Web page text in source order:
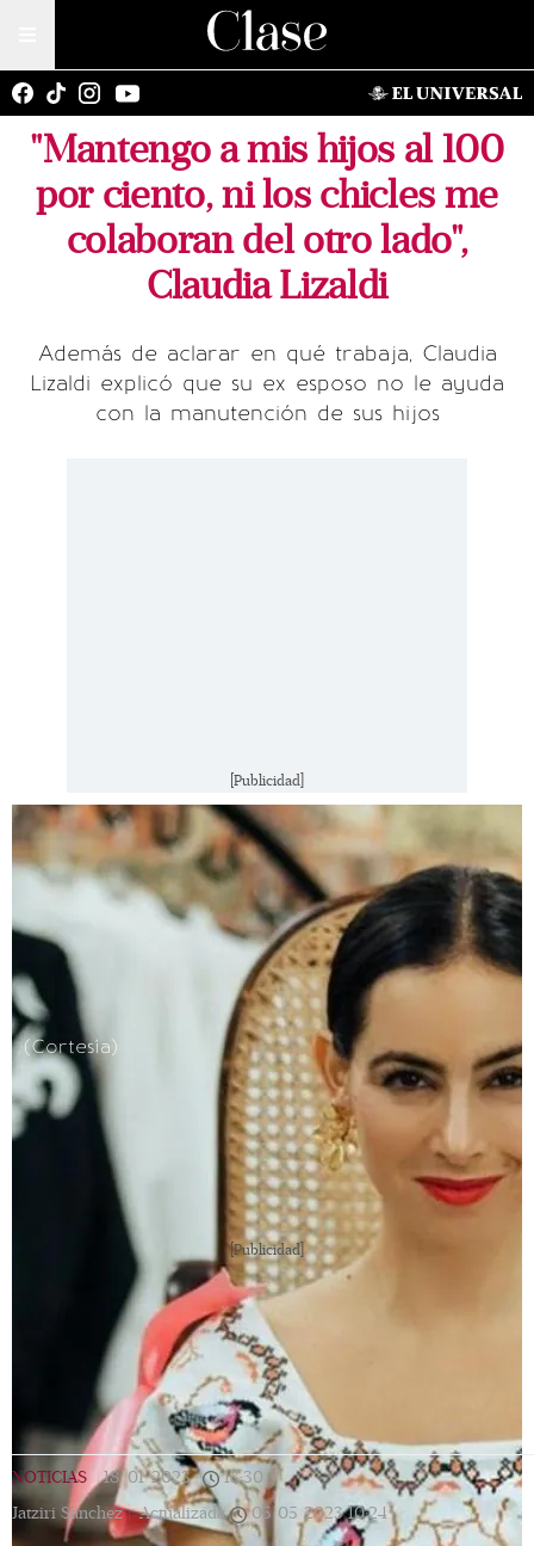
"Mantengo a mis hijos al 100
por ciento, ni los chicles me
colaboran del otro lado",
Claudia Lizaldi
Además de aclarar en qué trabaja, Claudia
Lizaldi explicó que su ex esposo no le ayuda
con la manutención de sus hijos
[Publicidad]
(Cortesía)
[Publicidad]
NOTICIAS 18/01/2023 | 13:30 |
Jatziri Sanchez | Actualizada 05/05/2023 10:24